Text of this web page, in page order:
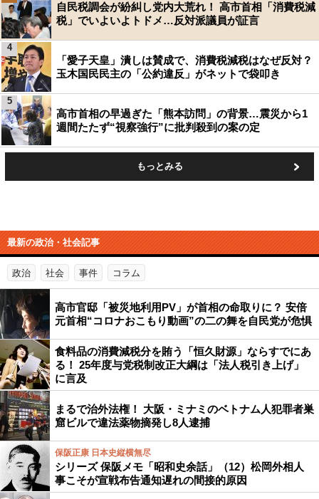
自民税調会が紛糾し党内大荒れ！ 高市首相「消費税減
税」でいよいよトドメ…反対派議員が証言
「愛子天皇」潰しは賛成で、消費税減税はなぜ反対？
玉木国民民主の「公約違反」がネットで袋叩き
4
高市首相の早過ぎた「熊本訪問」の背景…震災から1
週間たたず“視察強行”に批判殺到の案の定
5
もっとみる
最新の政治・社会記事
政治 社会 事件 コラム
高市官邸「被災地利用PV」が首相の命取りに？ 安倍
元首相“コロナおこもり動画”の二の舞を自民党が危惧
食料品の消費減税分を賄う「恒久財源」ならすでにあ
る！ 25年度与党税制改正大綱は「法人税引き上げ」
に言及
まるで治外法権！ 大阪・ミナミのベトナム人犯罪者巣
窟ビルで違法薬物摘発し8人逮捕
保阪正康 日本史縦横無尽
シリーズ 保阪メモ「昭和史余話」（12）松岡外相人
事こそが宣戦布告通知遅れの間接的原因